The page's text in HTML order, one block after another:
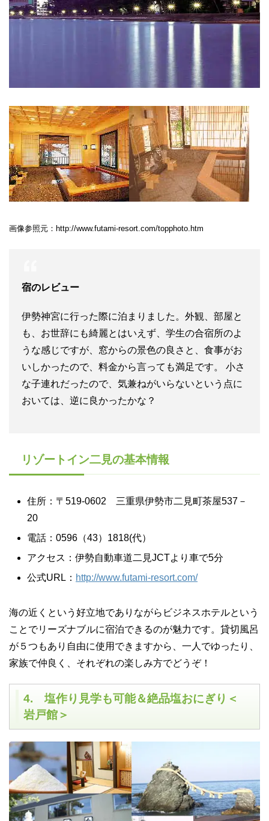
画像参照元：http://www.futami-resort.com/topphoto.htm
宿のレビュー
伊勢神宮に行った際に泊まりました。外観、部屋と
も、お世辞にも綺麗とはいえず、学生の合宿所のよ
うな感じですが、窓からの景色の良さと、食事がお
いしかったので、料金から言っても満足です。 小さ
な子連れだったので、気兼ねがいらないという点に
おいては、逆に良かったかな？
リゾートイン二見の基本情報
住所：〒519-0602 三重県伊勢市二見町茶屋537－
20
電話：0596（43）1818(代）
アクセス：伊勢自動車道二見JCTより車で5分
公式URL： http://www.futami-resort.com/
海の近くという好立地でありながらビジネスホテルという
ことでリーズナブルに宿泊できるのが魅力です。貸切風呂
が５つもあり自由に使用できますから、一人でゆったり、
家族で仲良く、それぞれの楽しみ方でどうぞ！
4. 塩作り見学も可能＆絶品塩おにぎり＜
岩戸館＞